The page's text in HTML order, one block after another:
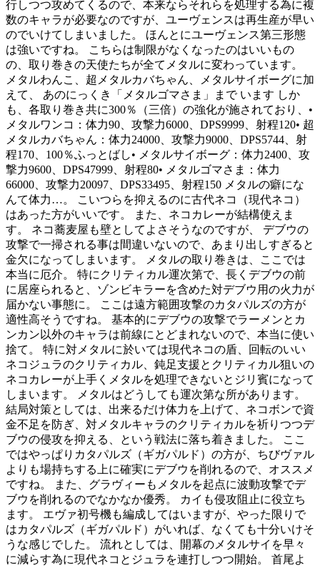
行しつつ攻めてくるので、本来ならそれらを処理する為に複
数のキャラが必要なのですが、ユーヴェンスは再生産が早い
のでいけてしまいました。 ほんとにユーヴェンス第三形態
は強いですね。 こちらは制限がなくなったのはいいもの
の、取り巻きの天使たちが全てメタルに変わっています。
メタルわんこ、超メタルカバちゃん、メタルサイボーグに加
えて、 あのにっくき「メタルゴマさま」まで います しか
も、各取り巻き共に300％（三倍）の強化が施されており、•
メタルワンコ：体力90、攻撃力6000、DPS9999、射程120• 超
メタルカバちゃん：体力24000、攻撃力9000、DPS5744、射
程170、100％ふっとばし• メタルサイボーグ：体力2400、攻
撃力9600、DPS47999、射程80• メタルゴマさま：体力
66000、攻撃力20097、DPS33495、射程150 メタルの癖にな
んて体力…。 こいつらを抑えるのに古代ネコ（現代ネコ）
はあった方がいいです。 また、ネコカレーが結構使えま
す。 ネコ蕎麦屋も壁としてよさそうなのですが、 デブウの
攻撃で一掃される事は間違いないので、あまり出しすぎると
金欠になってしまいます。 メタルの取り巻きは、ここでは
本当に厄介。 特にクリティカル運次第で、長くデブウの前
に居座られると、ゾンビキラーを含めた対デブウ用の火力が
届かない事態に。 ここは遠方範囲攻撃のカタパルズの方が
適性高そうですね。 基本的にデブウの攻撃でラーメンとカ
ンカン以外のキャラは前線にとどまれないので、本当に使い
捨て。 特に対メタルに於いては現代ネコの盾、回転のいい
ネコジュラのクリティカル、鈍足支援とクリティカル狙いの
ネコカレーが上手くメタルを処理できないとジリ賓になって
しまいます。 メタルはどうしても運次第な所があります。
結局対策としては、出来るだけ体力を上げて、ネコボンで資
金不足を防ぎ、対メタルキャラのクリティカルを祈りつつデ
ブウの侵攻を抑える、という戦法に落ち着きました。 ここ
ではやっぱりカタパルズ（ギガパルド）の方が、ちびヴァル
よりも場持ちする上に確実にデブウを削れるので、オススメ
ですね。 また、グラヴィーもメタルを起点に波動攻撃でデ
ブウを削れるのでなかなか優秀。 カイも侵攻阻止に役立ち
ます。 エヴァ初号機も編成してはいますが、やった限りで
はカタパルズ（ギガパルド）がいれば、なくても十分いけそ
うな感じでした。 流れとしては、開幕のメタルサイを早々
に減らす為に現代ネコとジュラを連打しつつ開始。 首尾よ